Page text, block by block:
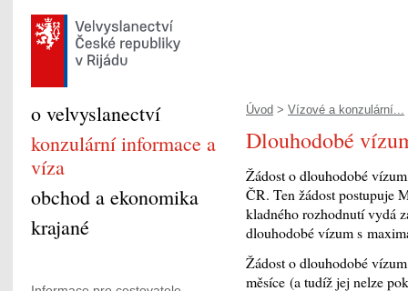
Úvod > Vízové a konzulární...
Dlouhodobé
Žádost o dlouhodobé
ČR. Ten žádost postupuje
kladného rozhodnutí vydá
dlouhodobé vízum s
Žádost o dlouhodobé
měsíce (a tudíž jej nelze
o velvyslanectví
konzulární informace a
víza
obchod a ekonomika
krajané